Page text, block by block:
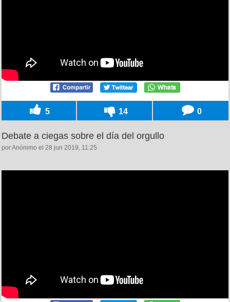
5 14 0
Debate a ciegas sobre el día del orgullo
por Anónimo el 28 jun 2019, 11:25